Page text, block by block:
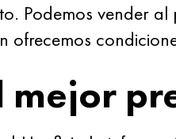
Podemos vender
ofrecemos
mejor